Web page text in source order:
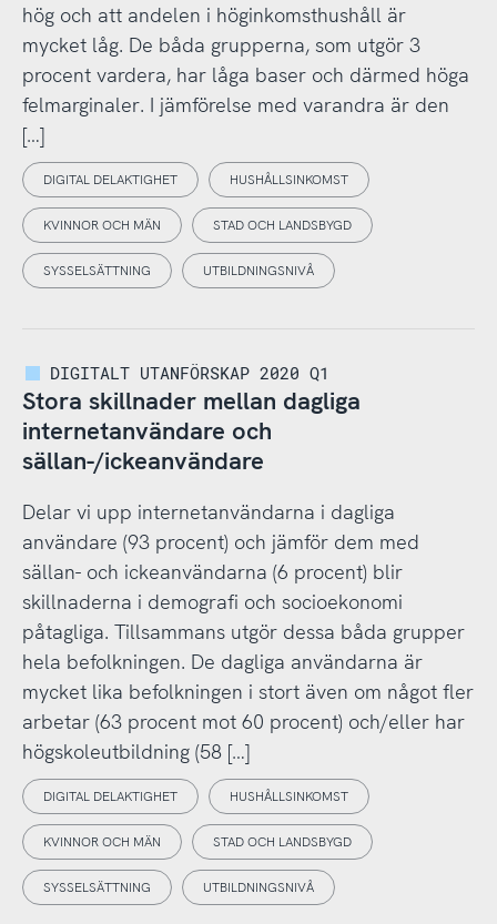
hög och att andelen i höginkomsthushåll är
mycket låg. De båda grupperna, som utgör 3
procent vardera, har låga baser och därmed höga
felmarginaler. I jämförelse med varandra är den
[…]
DIGITAL DELAKTIGHET HUSHÅLLSINKOMST
KVINNOR OCH MÄN STAD OCH LANDSBYGD
SYSSELSÄTTNING UTBILDNINGSNIVÅ
DIGITALT UTANFÖRSKAP 2020 Q1
Stora skillnader mellan dagliga
internetanvändare och
sällan-/ickeanvändare
Delar vi upp internetanvändarna i dagliga
användare (93 procent) och jämför dem med
sällan- och ickeanvändarna (6 procent) blir
skillnaderna i demografi och socioekonomi
påtagliga. Tillsammans utgör dessa båda grupper
hela befolkningen. De dagliga användarna är
mycket lika befolkningen i stort även om något fler
arbetar (63 procent mot 60 procent) och/eller har
högskoleutbildning (58 […]
DIGITAL DELAKTIGHET HUSHÅLLSINKOMST
KVINNOR OCH MÄN STAD OCH LANDSBYGD
SYSSELSÄTTNING UTBILDNINGSNIVÅ